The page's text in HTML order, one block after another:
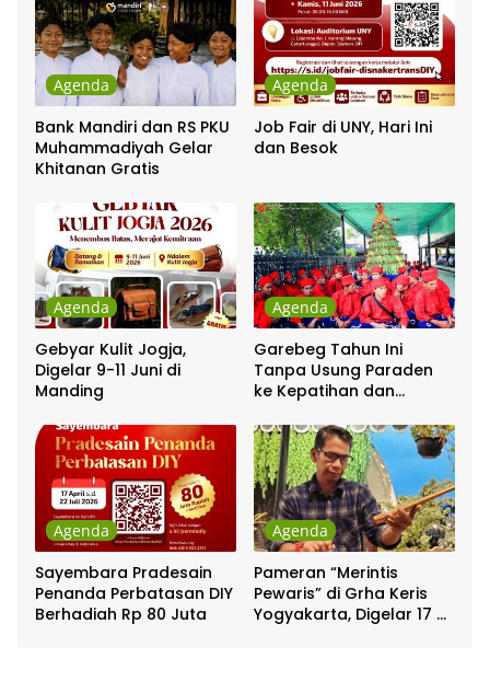
Agenda
Bank Mandiri dan RS PKU
Muhammadiyah Gelar
Khitanan Gratis
Agenda
Job Fair di UNY, Hari Ini
dan Besok
Agenda
Gebyar Kulit Jogja,
Digelar 9-11 Juni di
Manding
Agenda
Garebeg Tahun Ini
Tanpa Usung Paraden
ke Kepatihan dan
Agenda
Sayembara Pradesain
Penanda Perbatasan DIY
Berhadiah Rp 80 Juta
Agenda
Pameran “Merintis
Pewaris” di Grha Keris
Yogyakarta, Digelar 17 –